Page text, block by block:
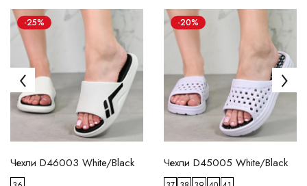
-25%
Чехли D46003 White/Black
-20%
Чехли D45005 White/Black